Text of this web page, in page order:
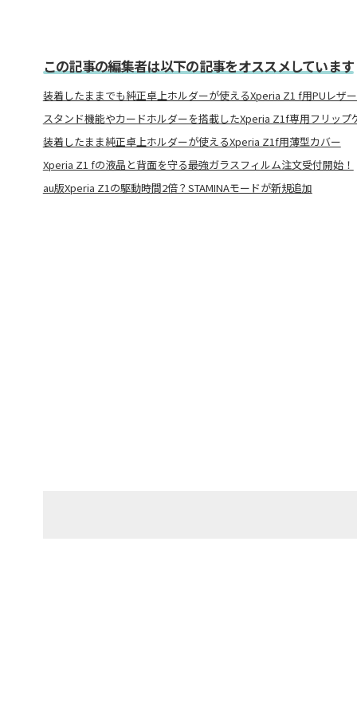
この記事の編集者は以下の記事をオススメしています
装着したままでも純正卓上ホルダーが使えるXperia Z1 f用PUレザ
スタンド機能やカードホルダーを搭載したXperia Z1f専用フリップ
装着したまま純正卓上ホルダーが使えるXperia Z1f用薄型カバー
Xperia Z1 fの液晶と背面を守る最強ガラスフィルム注文受付開始！
au版Xperia Z1の駆動時間2倍？STAMINAモードが新規追加